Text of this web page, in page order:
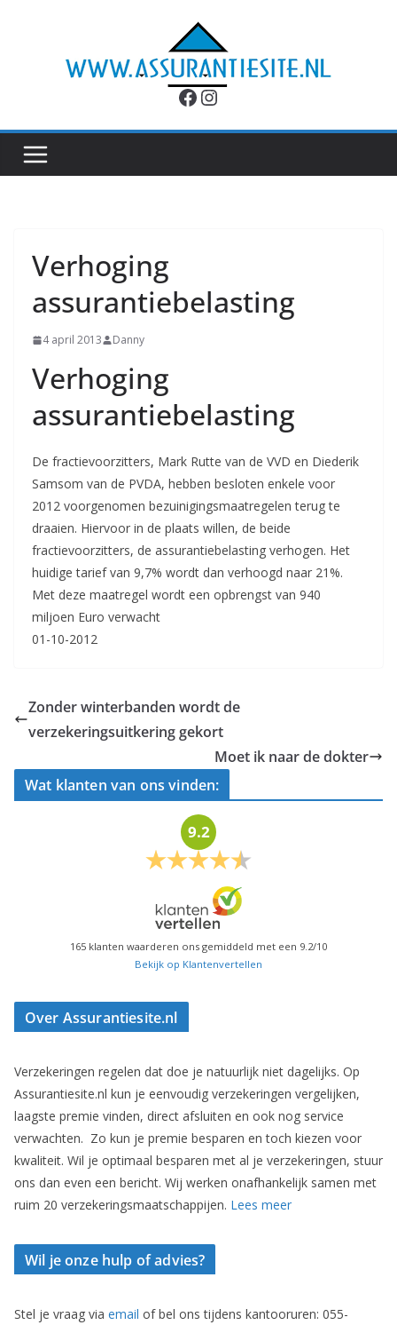
Facebook
Instagram
Verhoging
assurantiebelasting
4 april 2013 Danny
Verhoging
assurantiebelasting
De fractievoorzitters, Mark Rutte van de VVD en Diederik
Samsom van de PVDA, hebben besloten enkele voor
2012 voorgenomen bezuinigingsmaatregelen terug te
draaien. Hiervoor in de plaats willen, de beide
fractievoorzitters, de assurantiebelasting verhogen. Het
huidige tarief van 9,7% wordt dan verhoogd naar 21%.
Met deze maatregel wordt een opbrengst van 940
miljoen Euro verwacht
01-10-2012
Zonder winterbanden wordt de
verzekeringsuitkering gekort
Moet ik naar de dokter
Wat klanten van ons vinden:
9.2
165 klanten waarderen ons gemiddeld met een 9.2/10
Bekijk op Klantenvertellen
Over Assurantiesite.nl
Verzekeringen regelen dat doe je natuurlijk niet dagelijks. Op
Assurantiesite.nl kun je eenvoudig verzekeringen vergelijken,
laagste premie vinden, direct afsluiten en ook nog service
verwachten. Zo kun je premie besparen en toch kiezen voor
kwaliteit. Wil je optimaal besparen met al je verzekeringen, stuur
ons dan even een bericht. Wij werken onafhankelijk samen met
ruim 20 verzekeringsmaatschappijen. Lees meer
Wil je onze hulp of advies?
Stel je vraag via email of bel ons tijdens kantooruren: 055-